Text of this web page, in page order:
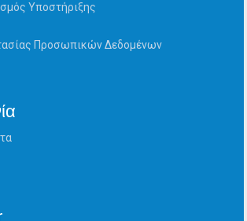
Υποστήριξης
Προσωπικών Δεδομένων